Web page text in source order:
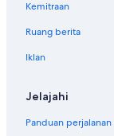
Kemitraan
Ruang berita
Iklan
Jelajahi
Panduan